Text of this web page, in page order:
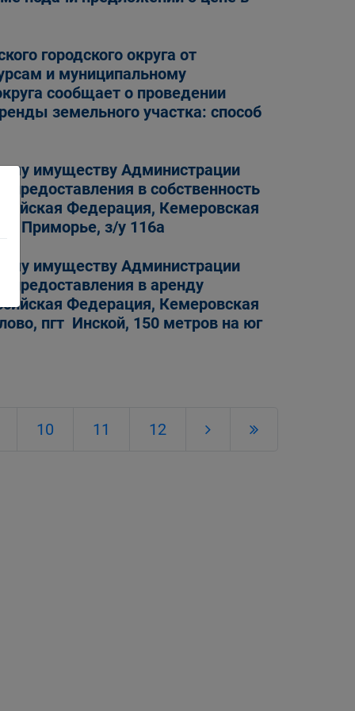
городского округа от
и муниципальному
сообщает о проведении
земельного участка: способ
имуществу Администрации
предоставления в собственность
Федерация, Кемеровская
Приморье, з/у 116а
имуществу Администрации
предоставления в аренду
Федерация, Кемеровская
пгт Инской, 150 метров на юг
10 11 12